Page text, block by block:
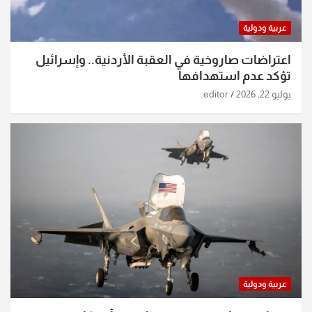
عربية ودولية
اعتراضات صاروخية في العقبة الأردنية.. وإسرائيل
تؤكد عدم استهدافها
يوليو 22, 2026 editor
عربية ودولية